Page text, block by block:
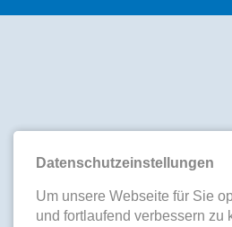
Datenschutzeinstellungen
Um unsere Webseite für Sie
und fortlaufend verbessern zu